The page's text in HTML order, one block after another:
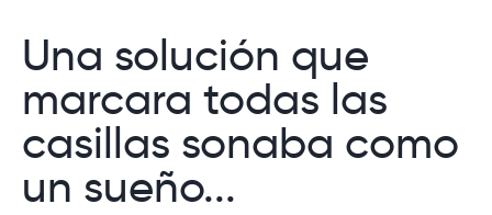
Una solución que
marcara todas las
casillas sonaba como
un sueño...